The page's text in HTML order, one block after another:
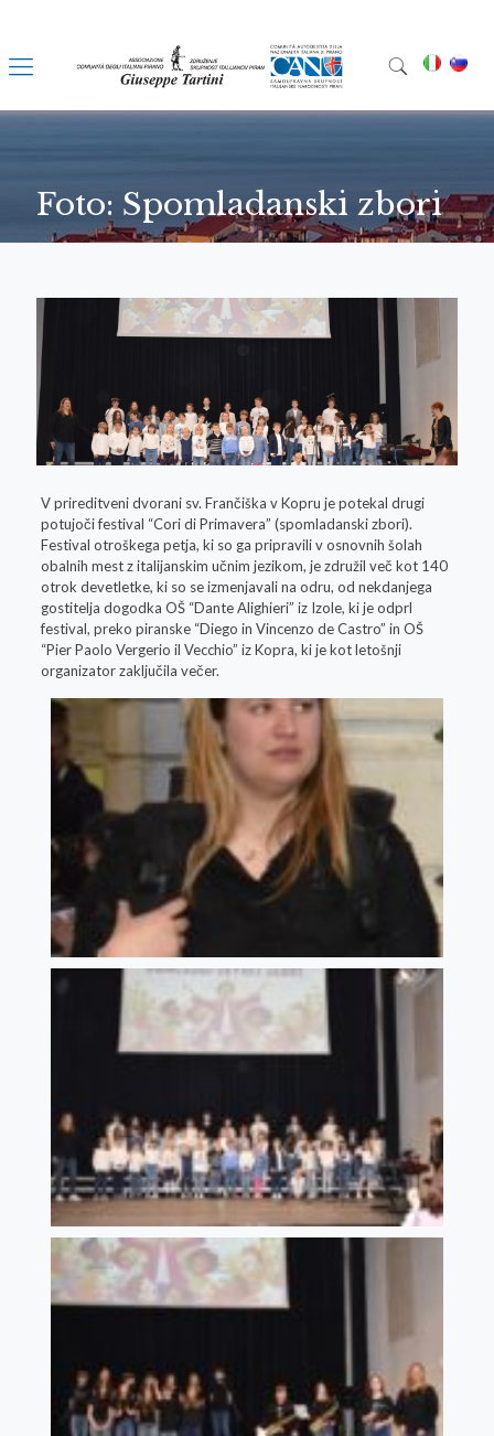
Foto: Spomladanski zbori
V prireditveni dvorani sv. Frančiška v Kopru je potekal drugi
potujoči festival “Cori di Primavera” (spomladanski zbori).
Festival otroškega petja, ki so ga pripravili v osnovnih šolah
obalnih mest z italijanskim učnim jezikom, je združil več kot 140
otrok devetletke, ki so se izmenjavali na odru, od nekdanjega
gostitelja dogodka OŠ “Dante Alighieri” iz Izole, ki je odprl
festival, preko piranske “Diego in Vincenzo de Castro” in OŠ
“Pier Paolo Vergerio il Vecchio” iz Kopra, ki je kot letošnji
organizator zaključila večer.